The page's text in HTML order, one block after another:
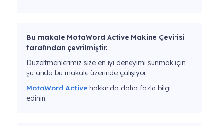
Bu makale MotaWord Active Makine Çevirisi
tarafından çevrilmiştir.
Düzeltmenlerimiz size en iyi deneyimi sunmak için
şu anda bu makale üzerinde çalışıyor.
MotaWord Active hakkında daha fazla bilgi
edinin.